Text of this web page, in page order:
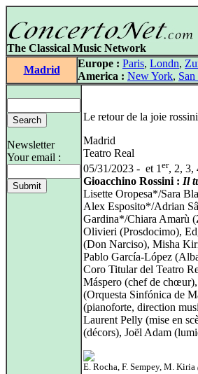
The Classical Music Network
Madrid
Europe : Paris, Londn,
America : New York,
Newsletter
Your email :
Le retour de la joie
Madrid
Teatro Real
05/31/2023 - et 1 er, 2, 3,
Gioacchino Rossini : Il
Lisette Oropesa*/Sara
Alex Esposito*/Adrian
Gardina*/Chiara Amarù
Olivieri (Prosdocimo),
(Don Narciso), Misha
Pablo García‑López
Coro Titular del Teatro
Máspero (chef de
(Orquesta Sinfónica de
(pianoforte, direction
Laurent Pelly (mise en
(décors), Joël Adam
E. Rocha, F. Sempey, M. Kiria